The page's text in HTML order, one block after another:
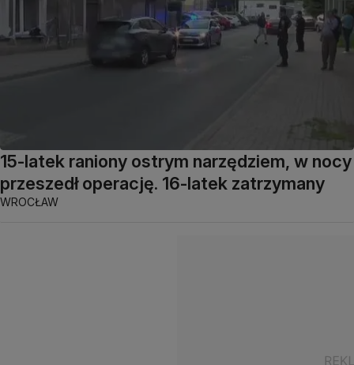
15-latek raniony ostrym narzędziem, w nocy
przeszedł operację. 16-latek zatrzymany
WROCŁAW